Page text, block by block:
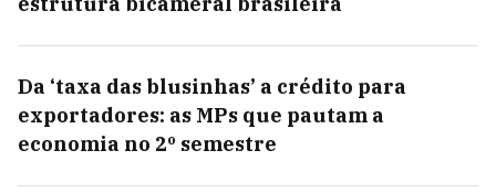
Da ‘taxa das blusinhas’ a crédito para
exportadores: as MPs que pautam a
economia no 2º semestre